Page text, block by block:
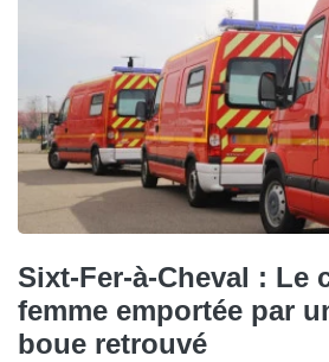
Sixt-Fer-à-Cheval : Le
femme emportée par
boue retrouvé